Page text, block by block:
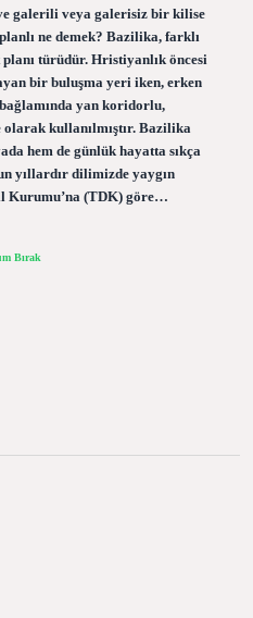
galerili veya galerisiz bir kilise
ne demek? Bazilika, farklı
türüdür. Hristiyanlık öncesi
bir buluşma yeri iken, erken
yan koridorlu,
kullanılmıştır. Bazilika
hem de günlük hayatta sıkça
yıllardır dilimizde yaygın
Kurumu’na (TDK) göre…
Bırak